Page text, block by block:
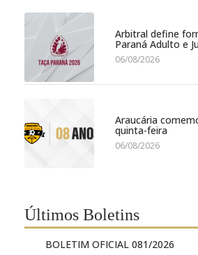
Arbitral define
Paraná Adulto e
06/08/2026
Araucária
quinta-feira
06/08/2026
Últimos Boletins
BOLETIM OFICIAL 081/2026